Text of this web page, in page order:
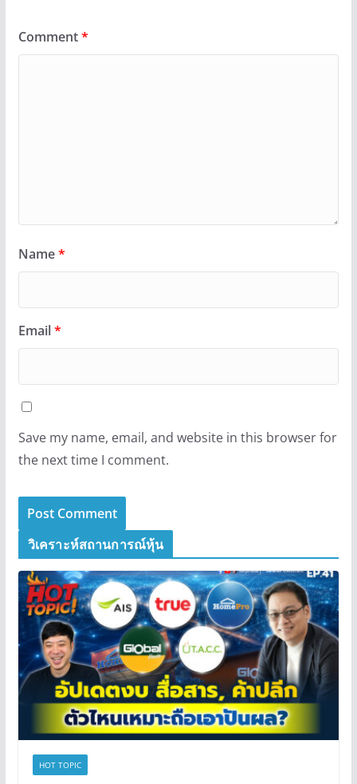
Comment*
Name*
Email*
Save my name, email, and website in this browser for
the next time I comment.
วิเคราะห์สถานการณ์หุ้น
HOT TOPIC